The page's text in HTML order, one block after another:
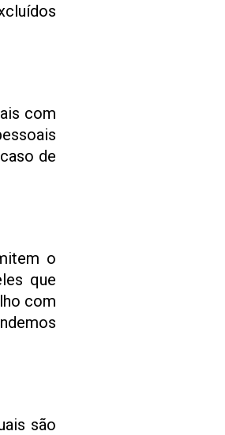
com
de
o
que
com
são